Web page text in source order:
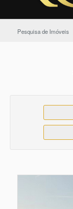
Pesquisa de Imóveis